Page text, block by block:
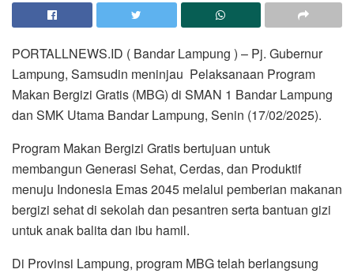
PORTALLNEWS.ID ( Bandar Lampung ) – Pj. Gubernur
Lampung, Samsudin meninjau Pelaksanaan Program
Makan Bergizi Gratis (MBG) di SMAN 1 Bandar Lampung
dan SMK Utama Bandar Lampung, Senin (17/02/2025).
Program Makan Bergizi Gratis bertujuan untuk
membangun Generasi Sehat, Cerdas, dan Produktif
menuju Indonesia Emas 2045 melalui pemberian makanan
bergizi sehat di sekolah dan pesantren serta bantuan gizi
untuk anak balita dan ibu hamil.
Di Provinsi Lampung, program MBG telah berlangsung